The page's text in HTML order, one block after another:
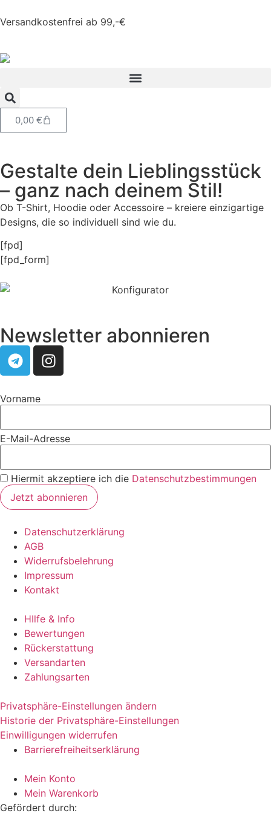
Versandkostenfrei ab 99,-€
0,00 €
Gestalte dein Lieblingsstück
– ganz nach deinem Stil!
Ob T-Shirt, Hoodie oder Accessoire – kreiere einzigartige
Designs, die so individuell sind wie du.
[fpd]
[fpd_form]
Newsletter abonnieren
Vorname
E-Mail-Adresse
Hiermit akzeptiere ich die Datenschutzbestimmungen
Datenschutzerklärung
AGB
Widerrufsbelehrung
Impressum
Kontakt
HIlfe & Info
Bewertungen
Rückerstattung
Versandarten
Zahlungsarten
Privatsphäre-Einstellungen ändern
Historie der Privatsphäre-Einstellungen
Einwilligungen widerrufen
Barrierefreiheitserklärung
Mein Konto
Mein Warenkorb
Gefördert durch: